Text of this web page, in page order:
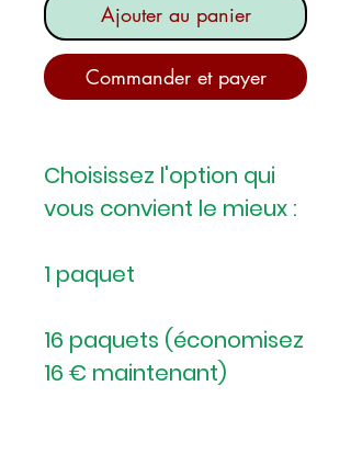
Ajouter au panier
Commander et payer
Choisissez l'option qui
vous convient le mieux :
1 paquet
16 paquets (économisez
16 € maintenant)